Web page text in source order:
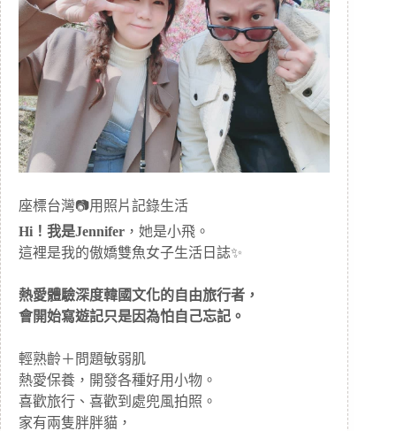
座標台灣📷用照片記錄生活
Hi！我是Jennifer ，她是小飛。
這裡是我的傲嬌雙魚女子生活日誌✨
熱愛體驗深度韓國文化的自由旅行者，
會開始寫遊記只是因為怕自己忘記。
輕熟齡＋問題敏弱肌
熱愛保養，開發各種好用小物。
喜歡旅行、喜歡到處兜風拍照。
家有兩隻胖胖貓，